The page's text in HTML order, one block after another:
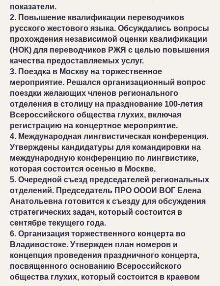
показатели.
2. Повышение квалификации переводчиков
русского жестового языка. Обсуждались вопросы
прохождения независимой оценки квалификации
(НОК) для переводчиков РЖЯ с целью повышения
качества предоставляемых услуг.
3. Поездка в Москву на торжественное
мероприятие. Решался организационный вопрос
поездки желающих членов регионального
отделения в столицу на празднование 100-летия
Всероссийского общества глухих, включая
регистрацию на концертное мероприятие.
4. Международная лингвистическая конференция.
Утверждены кандидатуры для командировки на
международную конференцию по лингвистике,
которая состоится осенью в Москве.
5. Очередной съезд председателей региональных
отделений. Председатель ПРО ОООИ ВОГ Елена
Анатольевна готовится к съезду для обсуждения
стратегических задач, который состоится в
сентябре текущего года.
6. Организация торжественного концерта во
Владивостоке. Утвержден план номеров и
концепция проведения праздничного концерта,
посвященного основанию Всероссийского
общества глухих, который состоится в краевом